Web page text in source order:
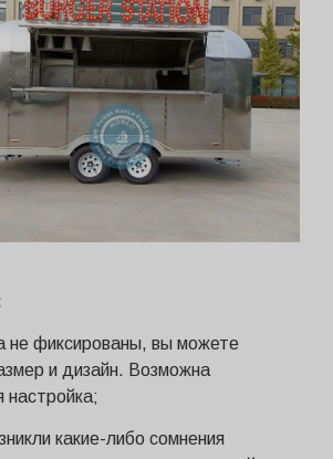
не фиксированы, вы можете
и дизайн. Возможна
настройка;
какие-либо сомнения